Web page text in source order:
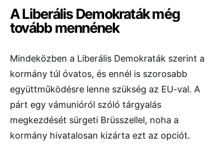
A Liberális Demokraták még
tovább mennének
Mindeközben a Liberális Demokraták szerint a
kormány túl óvatos, és ennél is szorosabb
együttműködésre lenne szükség az EU-val. A
párt egy vámunióról szóló tárgyalás
megkezdését sürgeti Brüsszellel, noha a
kormány hivatalosan kizárta ezt az opciót.